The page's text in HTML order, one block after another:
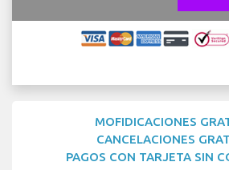
MOFIDICACIONES
CANCELACIONES
PAGOS CON TARJETA SIN